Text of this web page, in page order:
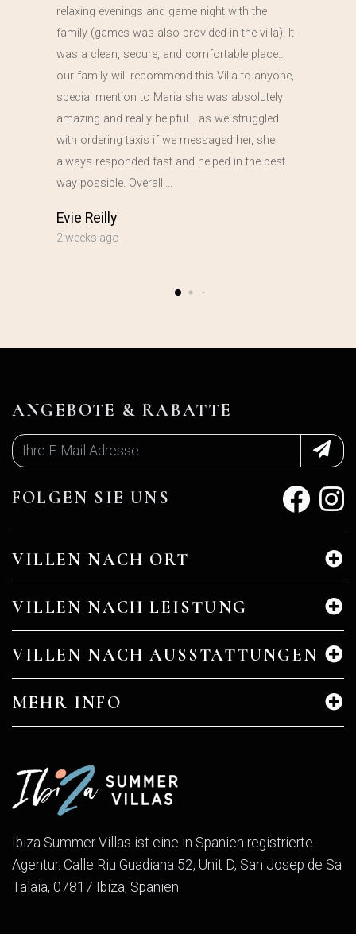
relaxing evenings and game night with the
family (games was also provided in the villa). It
was a clean, secure, and comfortable place…
our family will recommend this Villa to anyone,
special mention to Maria she was absolutely
amazing and really helpful… as we struggled
with ordering taxis if we messaged her, she
always responded fast and helped in the best
way possible. Overall,…
Evie Reilly
2 weeks ago
Ibiza Summer Villas ist eine in Spanien registrierte
Agentur. Calle Riu Guadiana 52, Unit D, San Josep de Sa
Talaia, 07817 Ibiza, Spanien
VILLEN NACH ORT
VILLEN NACH LEISTUNG
VILLEN NACH AUSSTATTUNGEN
MEHR INFO
ANGEBOTE & RABATTE
FOLGEN SIE UNS